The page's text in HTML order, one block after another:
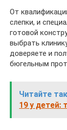
От
слепки, и
готовой
выбрать
доверяете и
бюгельным
Читайте
19 у детей: